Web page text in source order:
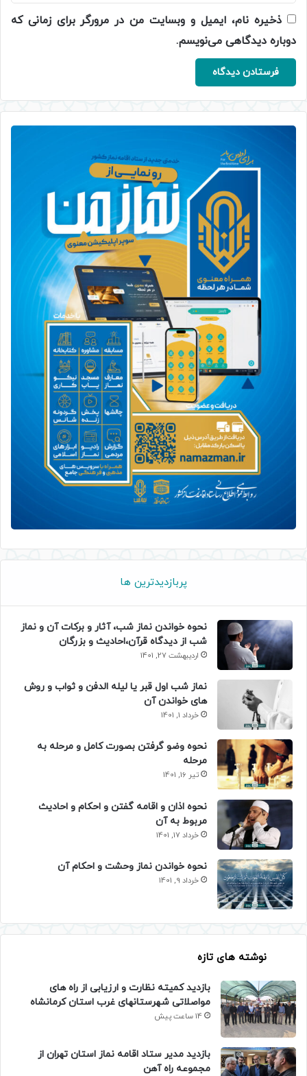
ذخیره نام، ایمیل و وبسایت من در مرورگر برای زمانی که
دوباره دیدگاهی می‌نویسم.
پربازدیدترین ها
نحوه خواندن نماز شب، آثار و برکات آن و نماز
شب از دیدگاه قرآن،احادیث و بزرگان
اردیبهشت 27, 1401
نماز شب اول قبر یا لیله الدفن و ثواب و روش
های خواندن آن
خرداد 1, 1401
نحوه وضو گرفتن بصورت کامل و مرحله به
مرحله
تیر 16, 1401
نحوه اذان و اقامه گفتن و احکام و احادیث
مربوط به آن
خرداد 17, 1401
نحوه خواندن نماز وحشت و احکام آن
خرداد 9, 1401
نوشته های تازه
بازدید کمیته نظارت و ارزیابی از راه های
مواصلاتی شهرستانهای غرب استان کرمانشاه
14 ساعت پیش
بازدید مدیر ستاد اقامه نماز استان تهران از
مجموعه راه آهن